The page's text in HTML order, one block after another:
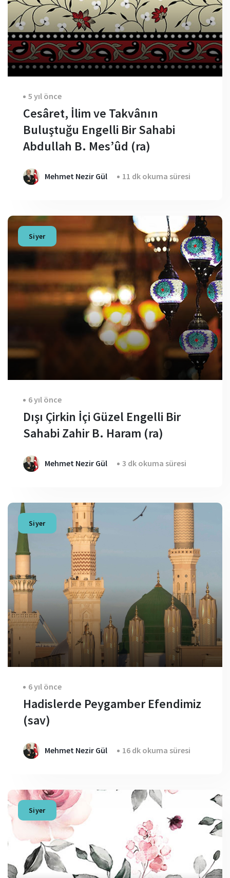
5 yıl önce
Cesâret, İlim ve Takvânın
Buluştuğu Engelli Bir Sahabi
Abdullah B. Mes’ûd (ra)
Mehmet Nezir Gül 11 dk okuma süresi
Siyer
6 yıl önce
Dışı Çirkin İçi Güzel Engelli Bir
Sahabi Zahir B. Haram (ra)
Mehmet Nezir Gül 3 dk okuma süresi
Siyer
6 yıl önce
Hadislerde Peygamber Efendimiz
(sav)
Mehmet Nezir Gül 16 dk okuma süresi
Siyer